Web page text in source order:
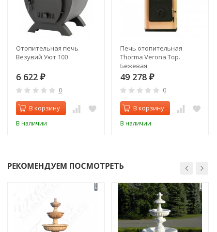
Отопительная печь
Везувий Уют 100
6 622 ₽
0
В корзину
В наличии
Печь отопительная
Thorma Verona Top.
Бежевая
49 278 ₽
0
В корзину
В наличии
РЕКОМЕНДУЕМ ПОСМОТРЕТЬ